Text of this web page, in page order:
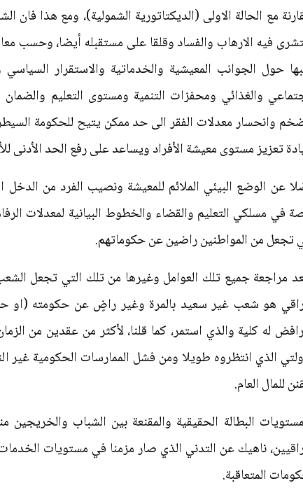
مع الحالة الاولى (الديكتاتورية الشمولية)، ومع هذا
فيه الارهاب والفساد وقلقا على مستقبله أيضا، وحسب
حول الجوانب المعيشية والخدماتية والاستقرار
والغذائي ومحفزات التنمية ومستوى التعليم
وانحسار معدلات الفقر الى حد ممكن يتيح للحكومة
تعزيز مستوى معيشة الأفراد ويساعد على رفع الحد الأدنى
عن الوضع البيئي الملائم للمعيشة ونصيب الفرد من الدخل
في مسلكي التعليم والقضاء والخطوط البيانية لمعدلات
تجعل من المواطنين راضين عن حكوماتهم.
مراجعة جميع تلك العوامل وغيرها من تلك التي تجعل
هو شعب غير سعيد بالمرة وغير راضٍ عن حكومته (او
له كلية والذي استمر، كما قلنا، لأكثر من عقدين من
الذي انتظروه طويلا ومن فشل الممارسات الحكومية غير
للمال العام.
البطالة الحقيقية والمقنعة بين الشباب
ناهيك عن التدني الذي صار مزمنا في مستويات
المتعاقبة.